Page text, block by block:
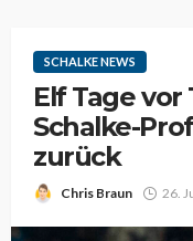
SCHALKE NEWS
Elf Tage
Schalke-
zurück
Chris Braun 26.